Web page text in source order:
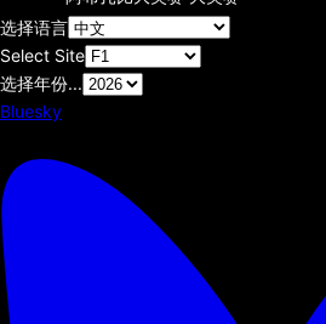
选择语言
Select Site
选择年份...
Bluesky